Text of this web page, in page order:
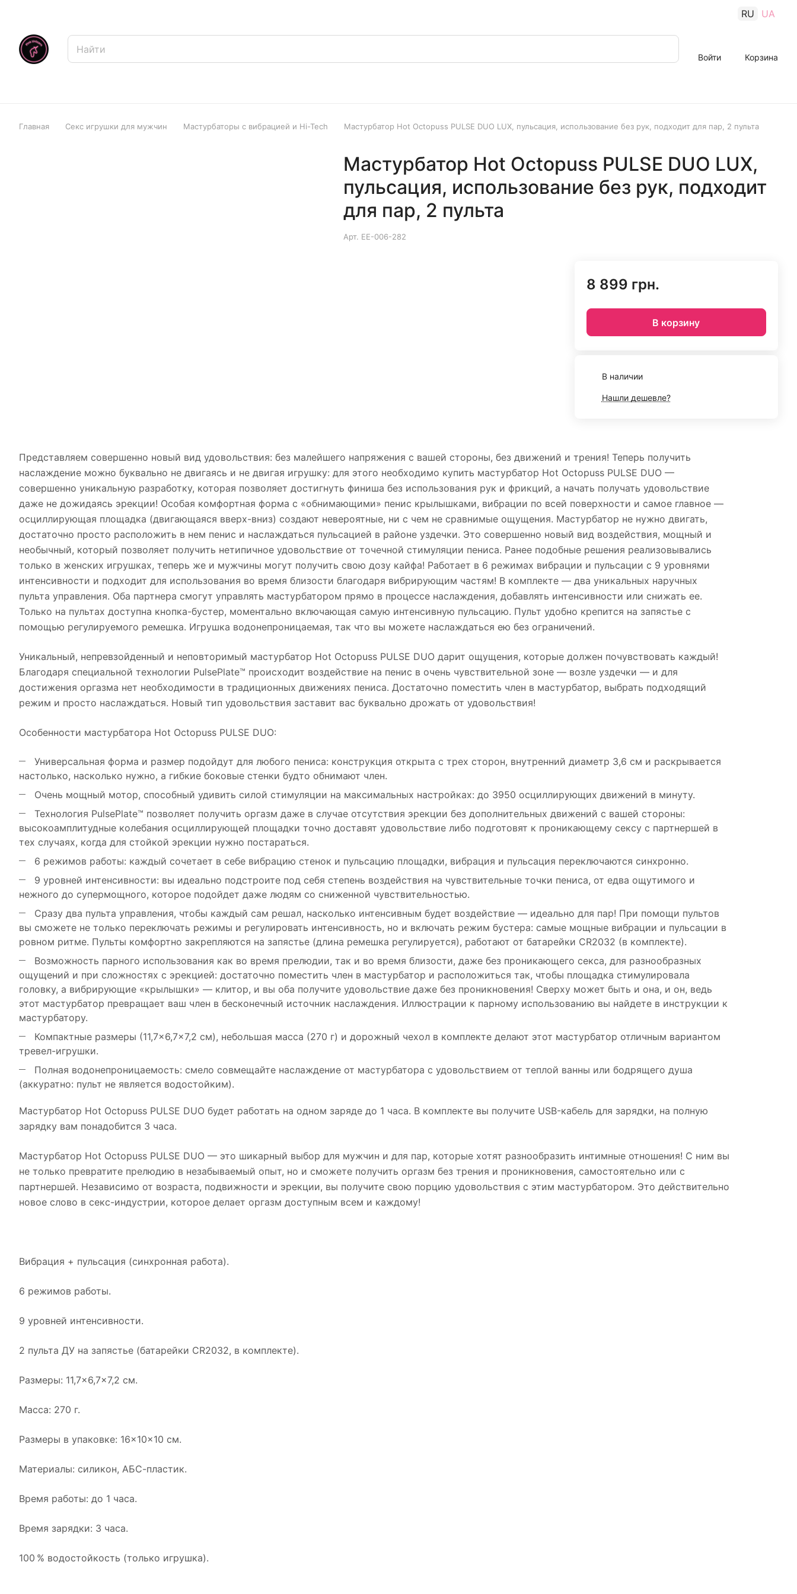
RU UA
Войти Корзина
Главная Секс игрушки для мужчин Мастурбаторы с вибрацией и Hi-Tech Мастурбатор Hot Octopuss PULSE DUO LUX, пульсация, использование без рук, подходит для пар, 2 пульта
Мастурбатор Hot Octopuss PULSE DUO LUX,
пульсация, использование без рук, подходит
для пар, 2 пульта
Арт. EE-006-282
8 899 грн.
В корзину
В наличии
Нашли дешевле?
Представляем совершенно новый вид удовольствия: без малейшего напряжения с вашей стороны, без движений и трения! Теперь получить
наслаждение можно буквально не двигаясь и не двигая игрушку: для этого необходимо купить мастурбатор Hot Octopuss PULSE DUO —
совершенно уникальную разработку, которая позволяет достигнуть финиша без использования рук и фрикций, а начать получать удовольствие
даже не дожидаясь эрекции! Особая комфортная форма с «обнимающими» пенис крылышками, вибрации по всей поверхности и самое главное —
осциллирующая площадка (двигающаяся вверх-вниз) создают невероятные, ни с чем не сравнимые ощущения. Мастурбатор не нужно двигать,
достаточно просто расположить в нем пенис и наслаждаться пульсацией в районе уздечки. Это совершенно новый вид воздействия, мощный и
необычный, который позволяет получить нетипичное удовольствие от точечной стимуляции пениса. Ранее подобные решения реализовывались
только в женских игрушках, теперь же и мужчины могут получить свою дозу кайфа! Работает в 6 режимах вибрации и пульсации с 9 уровнями
интенсивности и подходит для использования во время близости благодаря вибрирующим частям! В комплекте — два уникальных наручных
пульта управления. Оба партнера смогут управлять мастурбатором прямо в процессе наслаждения, добавлять интенсивности или снижать ее.
Только на пультах доступна кнопка-бустер, моментально включающая самую интенсивную пульсацию. Пульт удобно крепится на запястье с
помощью регулируемого ремешка. Игрушка водонепроницаемая, так что вы можете наслаждаться ею без ограничений.
Уникальный, непревзойденный и неповторимый мастурбатор Hot Octopuss PULSE DUO дарит ощущения, которые должен почувствовать каждый!
Благодаря специальной технологии PulsePlate™ происходит воздействие на пенис в очень чувствительной зоне — возле уздечки — и для
достижения оргазма нет необходимости в традиционных движениях пениса. Достаточно поместить член в мастурбатор, выбрать подходящий
режим и просто наслаждаться. Новый тип удовольствия заставит вас буквально дрожать от удовольствия!
Особенности мастурбатора Hot Octopuss PULSE DUO:
Универсальная форма и размер подойдут для любого пениса: конструкция открыта с трех сторон, внутренний диаметр 3,6 см и раскрывается
настолько, насколько нужно, а гибкие боковые стенки будто обнимают член.
Очень мощный мотор, способный удивить силой стимуляции на максимальных настройках: до 3950 осциллирующих движений в минуту.
Технология PulsePlate™ позволяет получить оргазм даже в случае отсутствия эрекции без дополнительных движений с вашей стороны:
высокоамплитудные колебания осциллирующей площадки точно доставят удовольствие либо подготовят к проникающему сексу с партнершей в
тех случаях, когда для стойкой эрекции нужно постараться.
6 режимов работы: каждый сочетает в себе вибрацию стенок и пульсацию площадки, вибрация и пульсация переключаются синхронно.
9 уровней интенсивности: вы идеально подстроите под себя степень воздействия на чувствительные точки пениса, от едва ощутимого и
нежного до супермощного, которое подойдет даже людям со сниженной чувствительностью.
Сразу два пульта управления, чтобы каждый сам решал, насколько интенсивным будет воздействие — идеально для пар! При помощи пультов
вы сможете не только переключать режимы и регулировать интенсивность, но и включать режим бустера: самые мощные вибрации и пульсации в
ровном ритме. Пульты комфортно закрепляются на запястье (длина ремешка регулируется), работают от батарейки CR2032 (в комплекте).
Возможность парного использования как во время прелюдии, так и во время близости, даже без проникающего секса, для разнообразных
ощущений и при сложностях с эрекцией: достаточно поместить член в мастурбатор и расположиться так, чтобы площадка стимулировала
головку, а вибрирующие «крылышки» — клитор, и вы оба получите удовольствие даже без проникновения! Сверху может быть и она, и он, ведь
этот мастурбатор превращает ваш член в бесконечный источник наслаждения. Иллюстрации к парному использованию вы найдете в инструкции к
мастурбатору.
Компактные размеры (11,7×6,7×7,2 см), небольшая масса (270 г) и дорожный чехол в комплекте делают этот мастурбатор отличным вариантом
тревел-игрушки.
Полная водонепроницаемость: смело совмещайте наслаждение от мастурбатора с удовольствием от теплой ванны или бодрящего душа
(аккуратно: пульт не является водостойким).
Мастурбатор Hot Octopuss PULSE DUO будет работать на одном заряде до 1 часа. В комплекте вы получите USB-кабель для зарядки, на полную
зарядку вам понадобится 3 часа.
Мастурбатор Hot Octopuss PULSE DUO — это шикарный выбор для мужчин и для пар, которые хотят разнообразить интимные отношения! С ним вы
не только превратите прелюдию в незабываемый опыт, но и сможете получить оргазм без трения и проникновения, самостоятельно или с
партнершей. Независимо от возраста, подвижности и эрекции, вы получите свою порцию удовольствия с этим мастурбатором. Это действительно
новое слово в секс-индустрии, которое делает оргазм доступным всем и каждому!
Вибрация + пульсация (синхронная работа).
6 режимов работы.
9 уровней интенсивности.
2 пульта ДУ на запястье (батарейки CR2032, в комплекте).
Размеры: 11,7×6,7×7,2 см.
Масса: 270 г.
Размеры в упаковке: 16×10×10 см.
Материалы: силикон, АБС-пластик.
Время работы: до 1 часа.
Время зарядки: 3 часа.
100 % водостойкость (только игрушка).